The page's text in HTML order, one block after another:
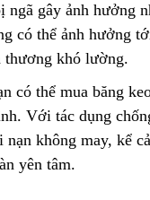
gây ảnh hưởng
có thể ảnh hưởng
thương khó lường.
có thể mua băng
Với tác dụng
không may, kể
yên tâm.
Xác